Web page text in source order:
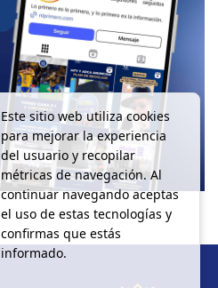
Este sitio web utiliza cookies
para mejorar la experiencia
del usuario y recopilar
métricas de navegación. Al
continuar navegando aceptas
el uso de estas tecnologías y
confirmas que estás
informado.